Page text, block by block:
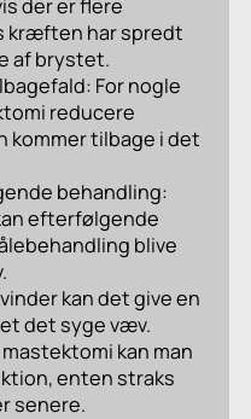
der er flere
kræften har spredt
af brystet.
For nogle
reducere
kommer tilbage i det
behandling:
efterfølgende
blive
kan det give en
det syge væv.
kan man
enten straks
senere.